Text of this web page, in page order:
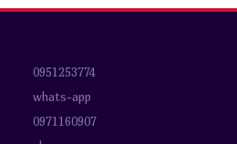
0951253774
whats-app
0971160907